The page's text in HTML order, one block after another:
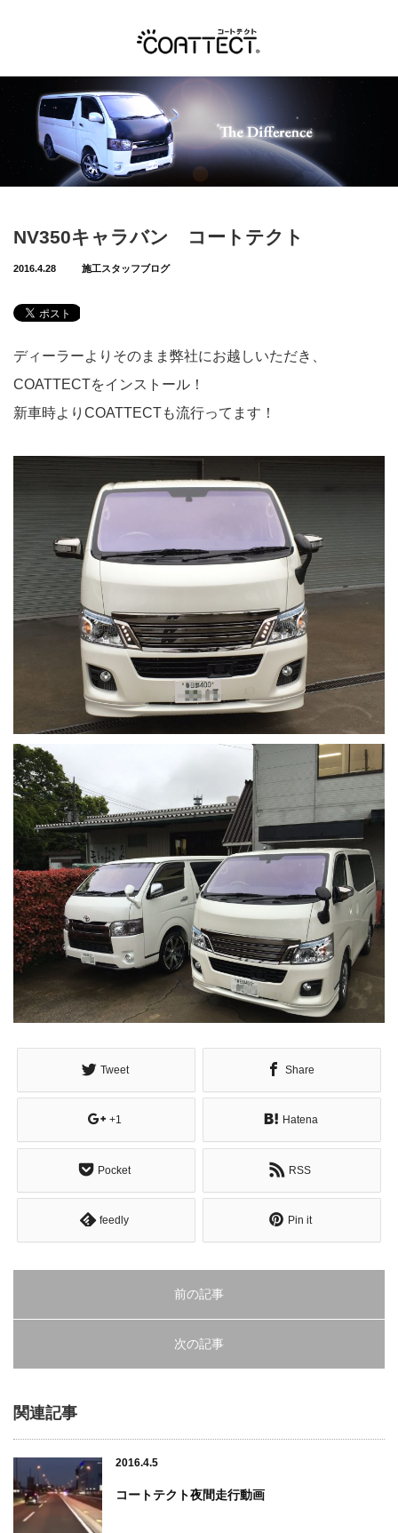
NV350キャラバン コートテクト
2016.4.28 施工スタッフブログ
ディーラーよりそのまま弊社にお越しいただき、
COATTECTをインストール！
新車時よりCOATTECTも流行ってます！
Tweet Share
+1 Hatena
Pocket RSS
feedly Pin it
前の記事
次の記事
関連記事
2016.4.5
コートテクト夜間走行動画
Menu
COATTECTとは？
安心のブランド
取扱店・施工店
取扱店・施工店一覧
COATTECTの取扱店募集